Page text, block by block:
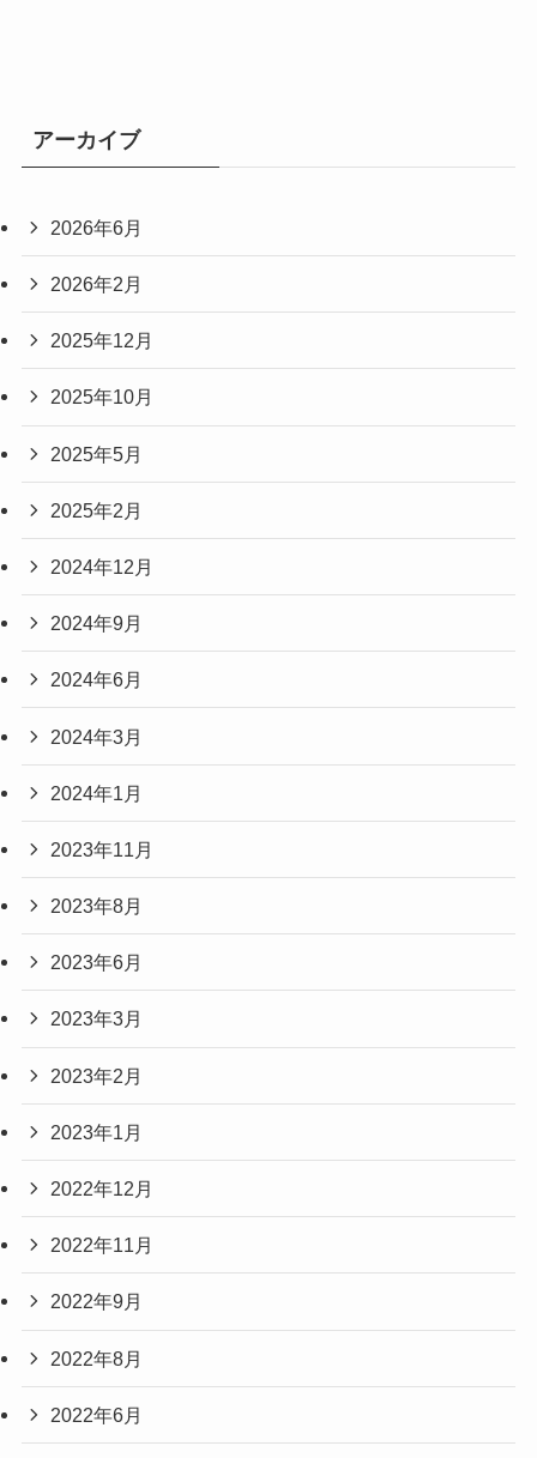
アーカイブ
2026年6月
2026年2月
2025年12月
2025年10月
2025年5月
2025年2月
2024年12月
2024年9月
2024年6月
2024年3月
2024年1月
2023年11月
2023年8月
2023年6月
2023年3月
2023年2月
2023年1月
2022年12月
2022年11月
2022年9月
2022年8月
2022年6月